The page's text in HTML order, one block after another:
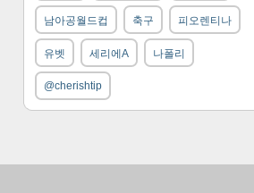
남아공월드컵 축구 피오렌티나
유벳 세리에A 나폴리
@cherishtip